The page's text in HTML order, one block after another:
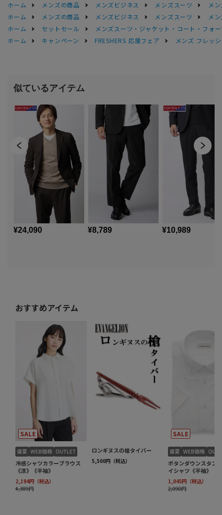
ホーム
メンズの商品 メンズビジネス メンズスーツ
メ
ホーム
メンズの商品 メンズビジネス メンズスーツ
メ
ホーム
セットセール
メンズスーツ・ジャケット・コート・フォ
ホーム
キャンペーン FRESHERS 応援フェア メンズ フレッ